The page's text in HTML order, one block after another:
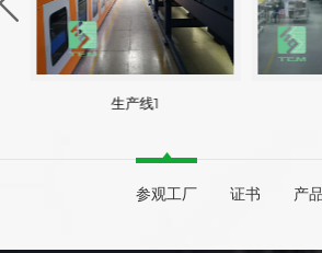
生产线1
参观工厂 证书 产